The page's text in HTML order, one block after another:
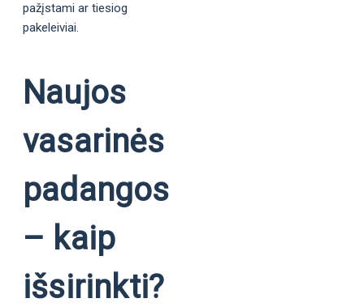
pažįstami ar tiesiog
pakeleiviai.
Naujos
vasarinės
padangos
– kaip
išsirinkti?